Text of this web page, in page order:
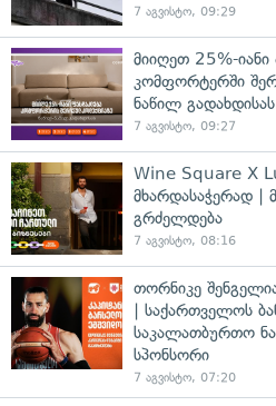
7 აგვისტო, 09:29
მიიღეთ 25%-
კომფორტერში
ნაწილ გადახდისას
7 აგვისტო, 09:27
Wine Square X
მხარდასაჭერად |
გრძელდება
7 აგვისტო, 08:16
თორნიკე
| საქართველოს
საკალათბურთო
სპონსორი
7 აგვისტო, 07:20